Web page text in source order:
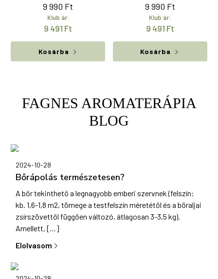
9 990 Ft
Klub ár:
9 491 Ft
Kosárba
9 990 Ft
Klub ár:
9 491 Ft
Kosárba
FAGNES AROMATERÁPIA
BLOG
2024-10-28
Bőrápolás természetesen?
A bőr tekinthető a legnagyobb emberi szervnek (felszín:
kb. 1,6-1,8 m2, tömege a testfelszín méretétől és a bőraljai
zsírszövettől függően változó, átlagosan 3-3,5 kg).
Amellett, […]
Elolvasom